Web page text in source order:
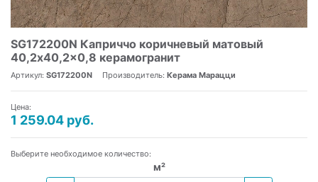
SG172200N Каприччо коричневый матовый
40,2x40,2x0,8 керамогранит
Артикул: SG172200N Производитель: Керама Марацци
Цена:
1 259.04 руб.
Выберите необходимое количество:
м²